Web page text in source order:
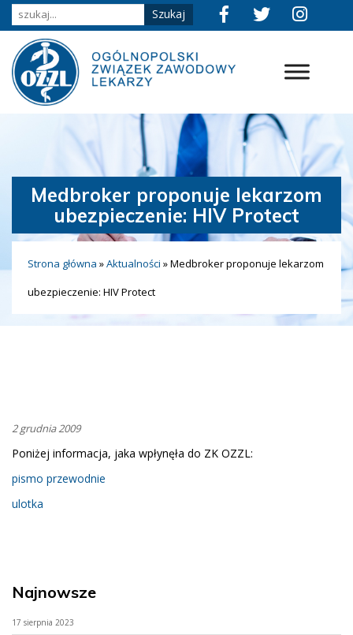
Medbroker proponuje lekarzom
ubezpieczenie: HIV Protect
Strona główna »Aktualności »Medbroker proponuje lekarzom
ubezpieczenie: HIV Protect
2 grudnia 2009
Poniżej informacja, jaka wpłynęła do ZK OZZL:
pismo przewodnie
ulotka
Najnowsze
17 sierpnia 2023